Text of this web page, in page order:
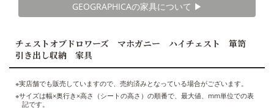
GEOGRAPHICAの家具について ▶︎
チェストオブドロワーズ マホガニー ハイチェスト 箪笥
引き出し収納 家具
※実店舗でも販売していますので、売約済みとなっている場合がございます。
※サイズは幅×奥行き×高さ（シートの高さ）の順番で、最大値、mm単位での表
記です。